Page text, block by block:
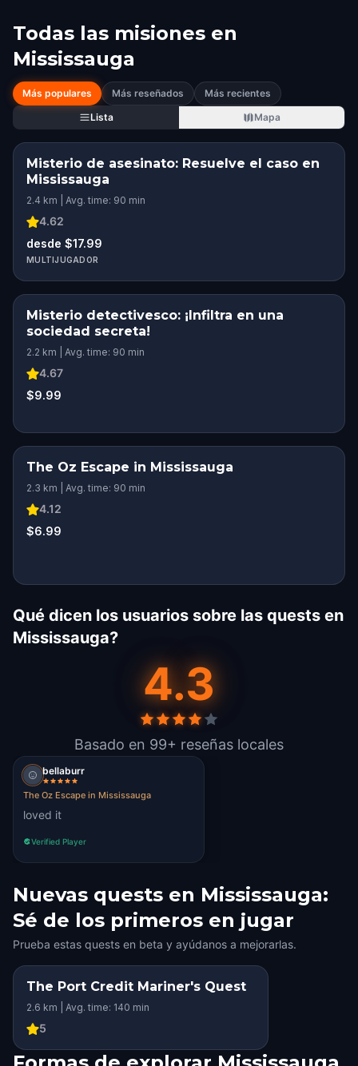
Todas las misiones en
Mississauga
Más populares Más reseñados
Más recientes
Lista
Mapa
Misterio de asesinato: Resuelve el caso en
Mississauga
2.4 km | Avg. time: 90 min
4.62
desde $17.99
MULTIJUGADOR
Misterio detectivesco: ¡Infiltra en una
sociedad secreta!
2.2 km | Avg. time: 90 min
4.67
$9.99
The Oz Escape in Mississauga
2.3 km | Avg. time: 90 min
4.12
$6.99
Qué dicen los usuarios sobre las quests en
Mississauga?
4.3
Basado en 99+ reseñas locales
bellaburr
The Oz Escape in Mississauga
loved it
Verified Player
Nuevas quests en Mississauga:
Sé de los primeros en jugar
Prueba estas quests en beta y ayúdanos a mejorarlas.
The Port Credit Mariner's Quest
2.6 km | Avg. time: 140 min
5